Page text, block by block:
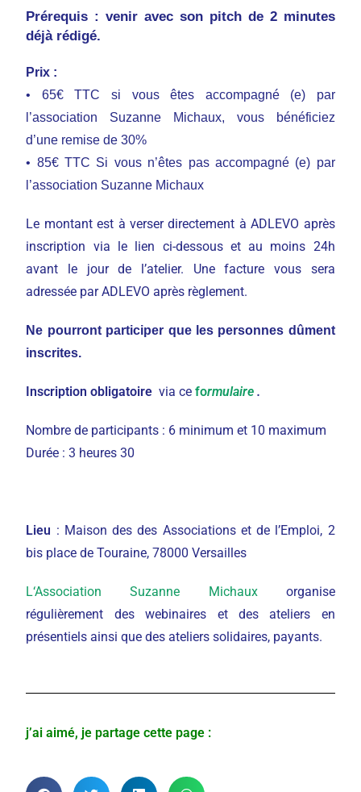
Prérequis : venir avec son pitch de 2 minutes
déjà rédigé.
Prix :
• 65€ TTC si vous êtes accompagné (e) par
l’association Suzanne Michaux, vous bénéficiez
d’une remise de 30%
• 85€ TTC Si vous n’êtes pas accompagné (e) par
l’association Suzanne Michaux
Le montant est à verser directement à ADLEVO après
inscription via le lien ci-dessous et au moins 24h
avant le jour de l’atelier. Une facture vous sera
adressée par ADLEVO après règlement.
Ne pourront participer que les personnes dûment
inscrites.
Inscription obligatoire via ceformulaire .
Nombre de participants : 6 minimum et 10 maximum
Durée : 3 heures 30
Lieu : Maison des des Associations et de l’Emploi, 2
bis place de Touraine, 78000 Versailles
L‘Association Suzanne Michauxorganise
régulièrement des webinaires et des ateliers en
présentiels ainsi que des ateliers solidaires, payants.
j’ai aimé, je partage cette page :